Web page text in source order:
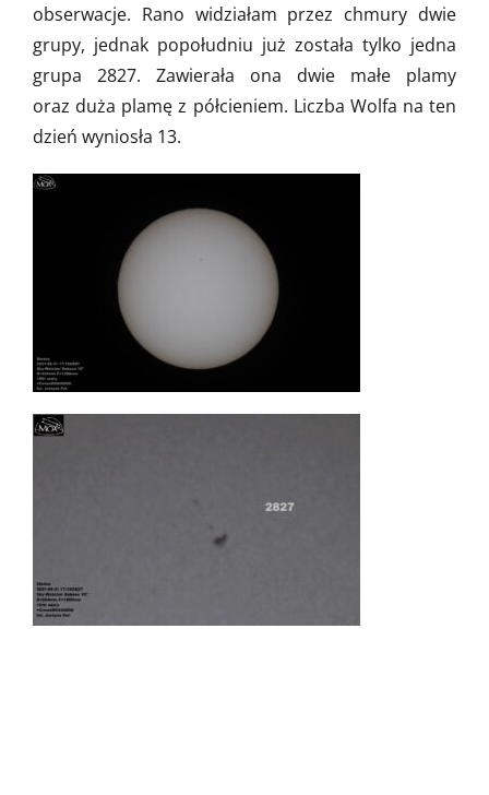
obserwacje. Rano widziałam przez chmury dwie
grupy, jednak popołudniu już została tylko jedna
grupa 2827. Zawierała ona dwie małe plamy
oraz duża plamę z półcieniem. Liczba Wolfa na ten
dzień wyniosła 13.